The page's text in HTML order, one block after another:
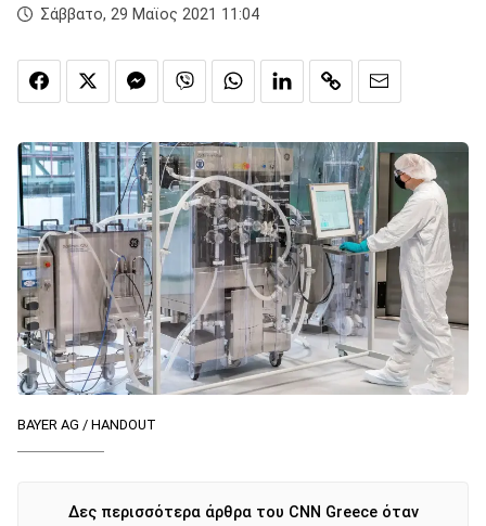
Σάββατο, 29 Μαϊος 2021 11:04
BAYER AG / HANDOUT
Δες περισσότερα άρθρα του CNN Greece όταν